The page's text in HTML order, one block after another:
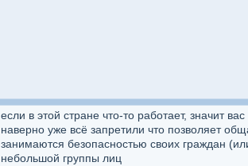
если в этой стране что-то работает, значит
наверно уже всё запретили что позволяет
занимаются безопасностью своих граждан
небольшой группы лиц